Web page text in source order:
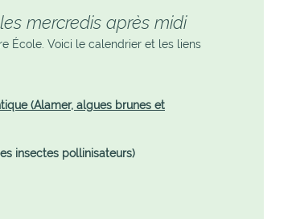
mercredis après midi
École. Voici le calendrier et les liens
(Alamer, algues brunes et
insectes pollinisateurs)